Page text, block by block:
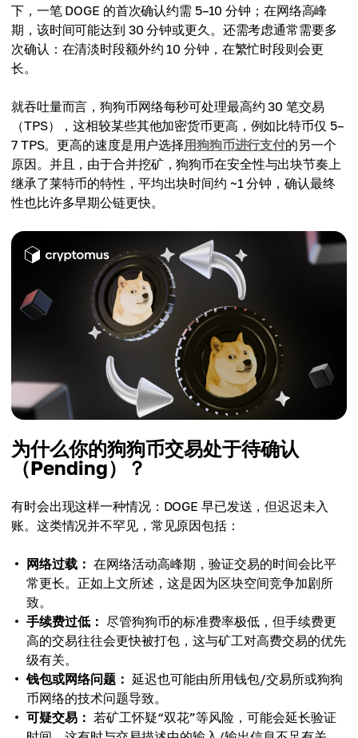
下，一笔 DOGE 的首次确认约需 5–10 分钟；在网络高峰
期，该时间可能达到 30 分钟或更久。还需考虑通常需要多
次确认：在清淡时段额外约 10 分钟，在繁忙时段则会更
长。
就吞吐量而言，狗狗币网络每秒可处理最高约 30 笔交易
（TPS），这相较某些其他加密货币更高，例如比特币仅 5–
7 TPS。更高的速度是用户选择用狗狗币进行支付的另一个
原因。并且，由于合并挖矿，狗狗币在安全性与出块节奏上
继承了莱特币的特性，平均出块时间约 ~1 分钟，确认最终
性也比许多早期公链更快。
为什么你的狗狗币交易处于待确认
（Pending）？
有时会出现这样一种情况：DOGE 早已发送，但迟迟未入
账。这类情况并不罕见，常见原因包括：
网络过载： 在网络活动高峰期，验证交易的时间会比平
常更长。正如上文所述，这是因为区块空间竞争加剧所
致。
手续费过低： 尽管狗狗币的标准费率极低，但手续费更
高的交易往往会更快被打包，这与矿工对高费交易的优先
级有关。
钱包或网络问题： 延迟也可能由所用钱包/交易所或狗狗
币网络的技术问题导致。
可疑交易： 若矿工怀疑“双花”等风险，可能会延长验证